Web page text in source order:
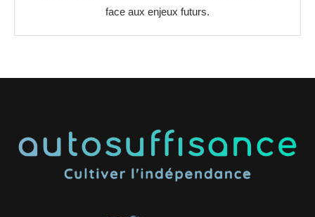
face aux enjeux futurs.